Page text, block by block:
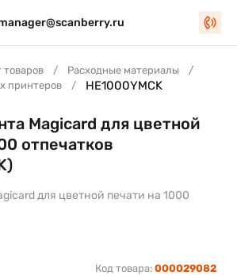
товаров
Расходные материалы
принтеров
HE1000YMCK
Код товара: 000029082
Magicard для цветной
отпечатков
для цветной печати на 1000